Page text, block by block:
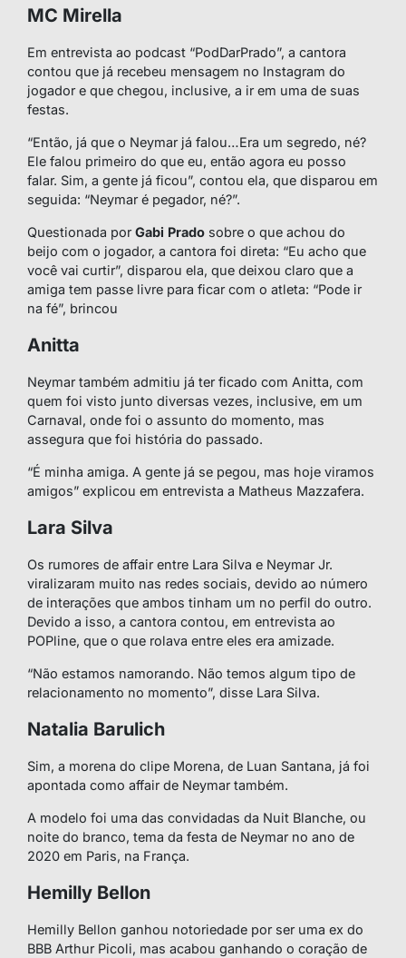
MC Mirella
Em entrevista ao podcast “PodDarPrado”, a cantora
contou que já recebeu mensagem no Instagram do
jogador e que chegou, inclusive, a ir em uma de suas
festas.
“Então, já que o Neymar já falou…Era um segredo, né?
Ele falou primeiro do que eu, então agora eu posso
falar. Sim, a gente já ficou”, contou ela, que disparou em
seguida: “Neymar é pegador, né?”.
Questionada porGabi Prado sobre o que achou do
beijo com o jogador, a cantora foi direta: “Eu acho que
você vai curtir”, disparou ela, que deixou claro que a
amiga tem passe livre para ficar com o atleta: “Pode ir
na fé”, brincou
Anitta
Neymar também admitiu já ter ficado com Anitta, com
quem foi visto junto diversas vezes, inclusive, em um
Carnaval, onde foi o assunto do momento, mas
assegura que foi história do passado.
“É minha amiga. A gente já se pegou, mas hoje viramos
amigos” explicou em entrevista a Matheus Mazzafera.
Lara Silva
Os rumores de affair entre Lara Silva e Neymar Jr.
viralizaram muito nas redes sociais, devido ao número
de interações que ambos tinham um no perfil do outro.
Devido a isso, a cantora contou, em entrevista ao
POPline, que o que rolava entre eles era amizade.
“Não estamos namorando. Não temos algum tipo de
relacionamento no momento”, disse Lara Silva.
Natalia Barulich
Sim, a morena do clipe Morena, de Luan Santana, já foi
apontada como affair de Neymar também.
A modelo foi uma das convidadas da Nuit Blanche, ou
noite do branco, tema da festa de Neymar no ano de
2020 em Paris, na França.
Hemilly Bellon
Hemilly Bellon ganhou notoriedade por ser uma ex do
BBB Arthur Picoli, mas acabou ganhando o coração de